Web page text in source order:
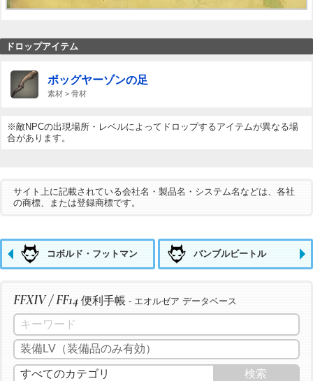
ドロップアイテム
ボッグヤーゾンの足
素材 > 骨材
※敵NPCの出現場所・レベルによってドロップするアイテムが異なる場
合があります。
サイト上に記載されている会社名・製品名・システム名などは、各社
の商標、または登録商標です。
コボルド・フットマン バンブルビートル
FFXIV / FF14 便利手帳 - エオルゼア データベース